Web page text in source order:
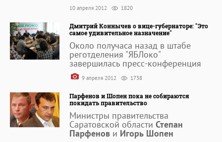
10 апреля 2012 1820
Дмитрий Коннычев о вице-губернаторе: "Это
самое удивительное назначение"
Около получаса назад в штабе
реготделения "ЯБЛоко"
завершилась пресс-конференция
9 апреля 2012 1738
Парфенов и Шопен пока не собираются
покидать правительство
Министры правительства
Саратовской области Степан
Парфенов и Игорь Шопен